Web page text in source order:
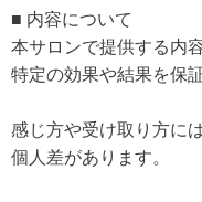
■ 内容について
本サロンで提供する内容
特定の効果や結果を保
感じ方や受け取り方に
個人差があります。